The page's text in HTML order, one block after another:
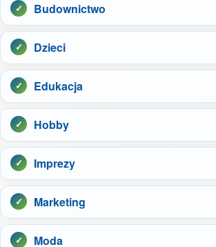
Budownictwo
Dzieci
Edukacja
Hobby
Imprezy
Marketing
Moda